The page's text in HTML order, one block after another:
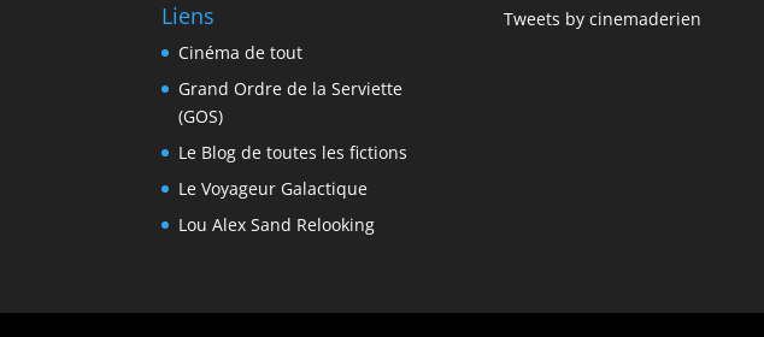
Liens
Cinéma de tout
Grand Ordre de la Serviette
(GOS)
Le Blog de toutes les fictions
Le Voyageur Galactique
Lou Alex Sand Relooking
Tweets by cinemaderien